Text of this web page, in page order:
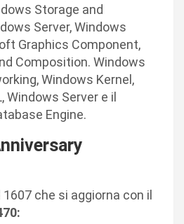
Storage and
Server, Windows
Graphics Component,
Composition. Windows
Windows Kernel,
Windows Server e il
Engine.
1607 che si aggiorna con il